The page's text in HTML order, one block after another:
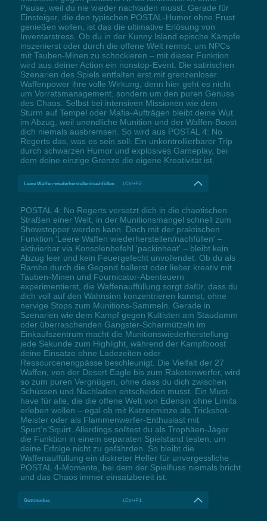
Pause, weil du nie wieder nachladen musst. Gerade für
Einsteiger, die den typischen POSTAL-Humor ohne Frust
genießen wollen, ist das die ultimative Erlösung von
Inventarstress. Ob du in der Kunny Island epische Kämpfe
inszenierst oder durch die offene Welt rennst, um NPCs
mit Tauben-Minen zu schockieren – mit dieser Funktion
wird aus deiner Action ein nonstop-Event. Die satirischen
Szenarien des Spiels entfalten erst mit grenzenloser
Waffenpower ihre volle Wirkung, denn hier geht es nicht
um Vorratsmanagement, sondern um den puren Genuss
des Chaos. Selbst bei intensiven Missionen wie dem
Sturm auf Tempel oder Mafia-Aufträgen bleibt deine Wut
im Abzug, weil unendliche Munition und der Waffen-Boost
dich niemals ausbremsen. So wird aus POSTAL 4: No
Regerts das, was es sein soll: Ein unkontrollierbarer Trip
durch schwarzen Humor und explosives Gameplay, bei
dem deine einzige Grenze die eigene Kreativität ist.
Leere Waffen wiederherstellen/nachfüllen LCtrl+F2
POSTAL 4: No Regerts versetzt dich in die chaotischen
Straßen einer Welt, in der Munitionsmangel schnell zum
Showstopper werden kann. Doch mit der praktischen
Funktion 'Leere Waffen wiederherstellen/nachfüllen' –
aktivierbar via Konsolenbefehl 'packinheat' – bleibt kein
Abzug leer und kein Feuergefecht unvollendet. Ob du als
Rambo durch die Gegend ballerst oder lieber kreativ mit
Tauben-Minen und Fournicator-Abenteuern
experimentierst, die Waffenauffüllung sorgt dafür, dass du
dich voll auf den Wahnsinn konzentrieren kannst, ohne
nervige Stops zum Munitions-Sammeln. Gerade in
Szenarien wie dem Kampf gegen Kultisten am Staudamm
oder überraschenden Gangster-Scharmützeln im
Einkaufszentrum macht die Munitionswiederherstellung
jede Sekunde zum Highlight, während der Kampfboost
deine Einsätze ohne Ladezeiten oder
Ressourcenengpässe beschleunigt. Die Vielfalt der 27
Waffen, von der Desert Eagle bis zum Raketenwerfer, wird
so zum puren Vergnügen, ohne dass du dich zwischen
Schüssen und Nachladen entscheiden musst. Ein Must-
have für alle, die die offene Welt von Edensin ohne Limits
erleben wollen – egal ob mit Katzenminze als Trickshot-
Meister oder als Flammenwerfer-Enthusiast mit
Spurt’n’Squirt. Allerdings solltest du als Trophäen-Jäger
die Funktion in einem separaten Spielstand testen, um
deine Erfolge nicht zu gefährden. So bleibt die
Waffenauffüllung ein diskreter Helfer für unvergessliche
POSTAL 4-Momente, bei dem der Spielfluss niemals bricht
und das Chaos immer einsatzbereit ist.
Gottmodus LCtrl+F1